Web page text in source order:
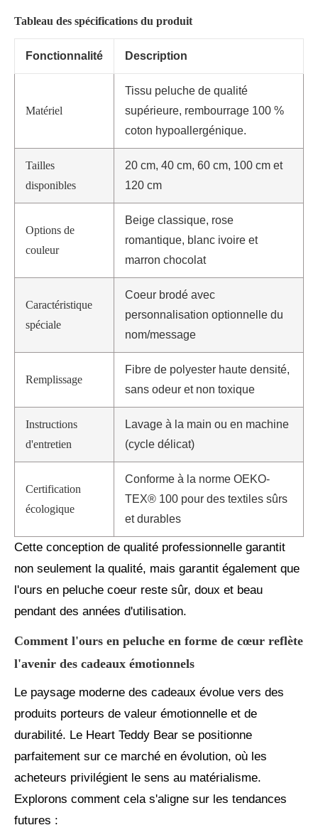
Tableau des spécifications du produit
Fonctionnalité Description
Matériel
Tissu peluche de qualité
supérieure, rembourrage 100 %
coton hypoallergénique.
Tailles
disponibles
20 cm, 40 cm, 60 cm, 100 cm et
120 cm
Options de
couleur
Beige classique, rose
romantique, blanc ivoire et
marron chocolat
Caractéristique
spéciale
Coeur brodé avec
personnalisation optionnelle du
nom/message
Remplissage
Fibre de polyester haute densité,
sans odeur et non toxique
Instructions
d'entretien
Lavage à la main ou en machine
(cycle délicat)
Certification
écologique
Conforme à la norme OEKO-
TEX® 100 pour des textiles sûrs
et durables
Cette conception de qualité professionnelle garantit
non seulement la qualité, mais garantit également que
l'ours en peluche coeur reste sûr, doux et beau
pendant des années d'utilisation.
Comment l'ours en peluche en forme de cœur reflète
l'avenir des cadeaux émotionnels
Le paysage moderne des cadeaux évolue vers des
produits porteurs de valeur émotionnelle et de
durabilité. Le Heart Teddy Bear se positionne
parfaitement sur ce marché en évolution, où les
acheteurs privilégient le sens au matérialisme.
Explorons comment cela s'aligne sur les tendances
futures :